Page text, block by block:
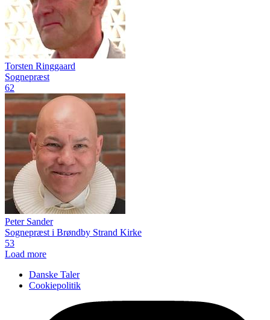
Torsten Ringgaard
Sognepræst
62
Peter Sander
Sognepræst i Brøndby Strand Kirke
53
Load more
Danske Taler
Cookiepolitik